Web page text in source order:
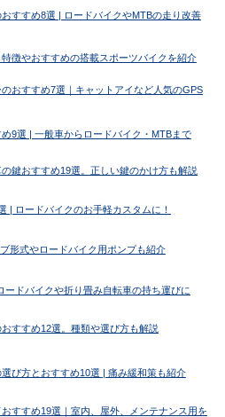
すすめ8選 | ロードバイクやMTBの走り改善
徴やおすすめの搭載スポーツバイクを紹介
おすすめ7選｜キャットアイなど人気のGPS
9選 | 一般車からロードバイク・MTBまで
の鍵おすすめ19選。正しい鍵のかけ方も解説
| ロードバイクのお手軽カスタムに！
形式やロードバイク用ポンプも紹介
ードバイクや折り畳み自転車の持ち運びに
すすめ12選。種類や選び方も解説
び方とおすすめ10選 | 痛み緩和策も紹介
すすめ19選｜室内、屋外、メンテナンス用を